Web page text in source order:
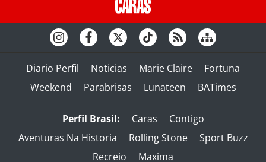
Diario Perfil Noticias Marie Claire
Fortuna
Weekend
Parabrisas Lunateen BATimes
Perfil Brasil: Caras
Contigo
Aventuras Na Historia
Rolling Stone
Sport Buzz
Recreio
Maxima